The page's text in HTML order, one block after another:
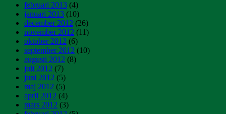
februari 2013 (4)
januari 2013 (10)
december 2012 (26)
november 2012 (11)
oktober 2012 (6)
september 2012 (10)
augusti 2012 (8)
juli 2012 (7)
juni 2012 (5)
maj 2012 (5)
april 2012 (4)
mars 2012 (3)